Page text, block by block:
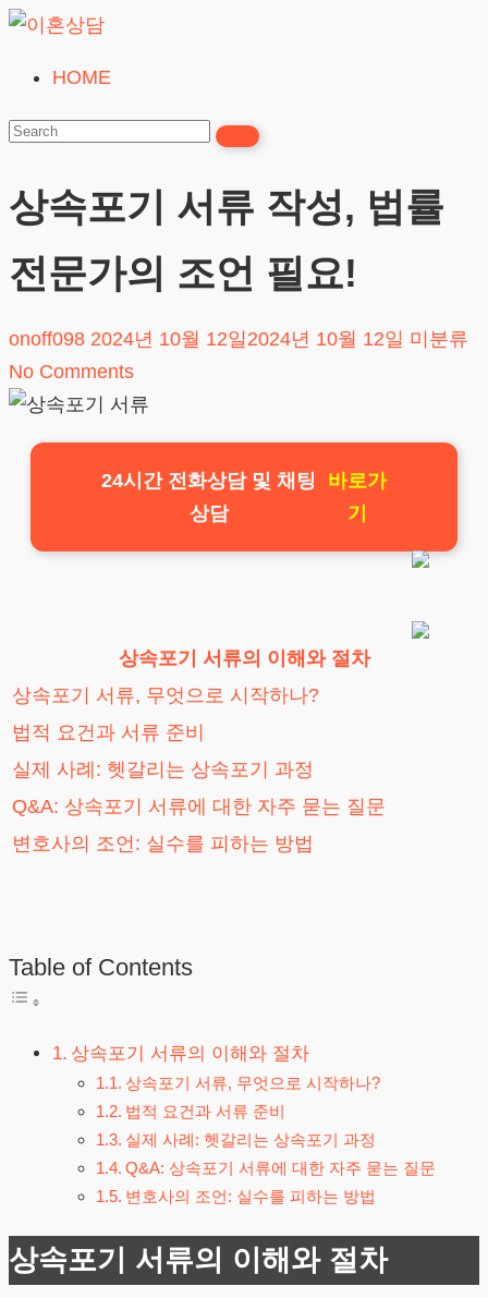
Skip
content
혼
담
24시간365일
HOME
상속포기 서류 작성, 법률
전문가의 조언 필요!
onoff098 2024년 10월 12일 2024년 10월 12일 미분류
No Comments
24시간 전화상담 및 채팅
상담
바로가
기
상속포기 서류의 이해와 절차
상속포기 서류, 무엇으로 시작하나?
법적 요건과 서류 준비
실제 사례: 헷갈리는 상속포기 과정
Q&A: 상속포기 서류에 대한 자주 묻는 질문
변호사의 조언: 실수를 피하는 방법
Table of Contents
상속포기 서류의 이해와 절차
상속포기 서류, 무엇으로 시작하나?
법적 요건과 서류 준비
실제 사례: 헷갈리는 상속포기 과정
Q&A: 상속포기 서류에 대한 자주 묻는 질문
변호사의 조언: 실수를 피하는 방법
상속포기 서류의 이해와 절차